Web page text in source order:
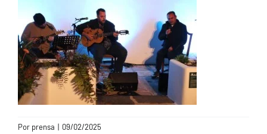
CONTACTO
Por prensa | 09/02/2025